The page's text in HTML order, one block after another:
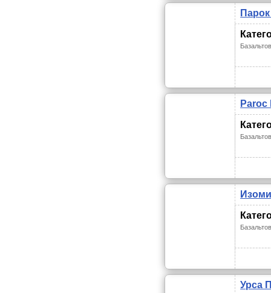
Paroc
Урса